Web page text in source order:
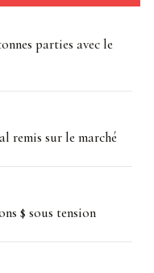
parties avec le
remis sur le marché
$ sous tension